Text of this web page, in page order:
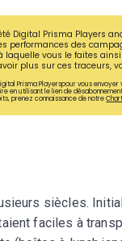
Digital Prisma Players
performances des
laquelle vous le faites
plus sur ces traceurs,
Prisma Playerspour vous
en utilisant le lien de
prenez connaissance de notre
siècles.
faciles à
!